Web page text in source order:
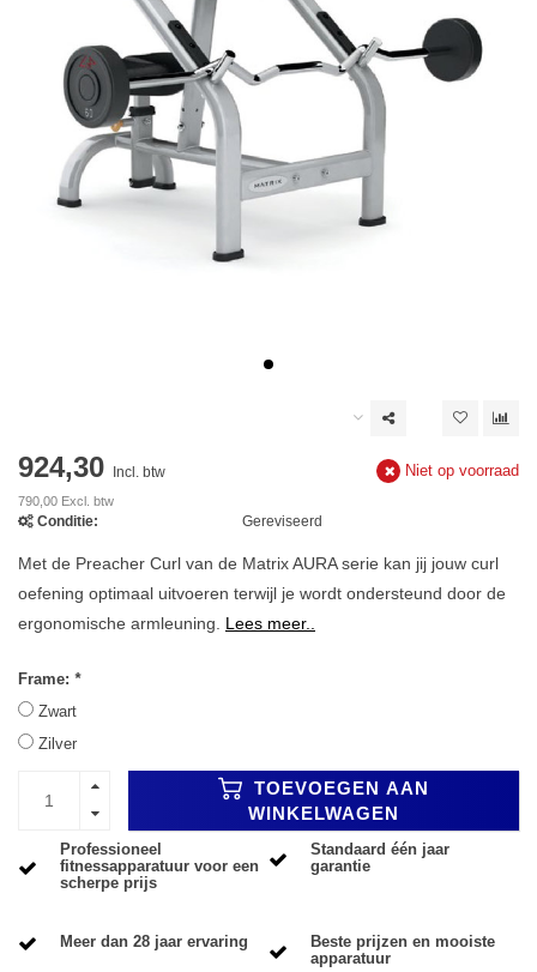
924,30 Incl. btw
790,00 Excl. btw
Niet op voorraad
Conditie: Gereviseerd
Met de Preacher Curl van de Matrix AURA serie kan jij jouw curl
oefening optimaal uitvoeren terwijl je wordt ondersteund door de
ergonomische armleuning. Lees meer..
Frame: *
Zwart
Zilver
TOEVOEGEN AAN
WINKELWAGEN
Professioneel
fitnessapparatuur voor een
scherpe prijs
Standaard één jaar
garantie
Meer dan 28 jaar ervaring
Beste prijzen en mooiste
apparatuur